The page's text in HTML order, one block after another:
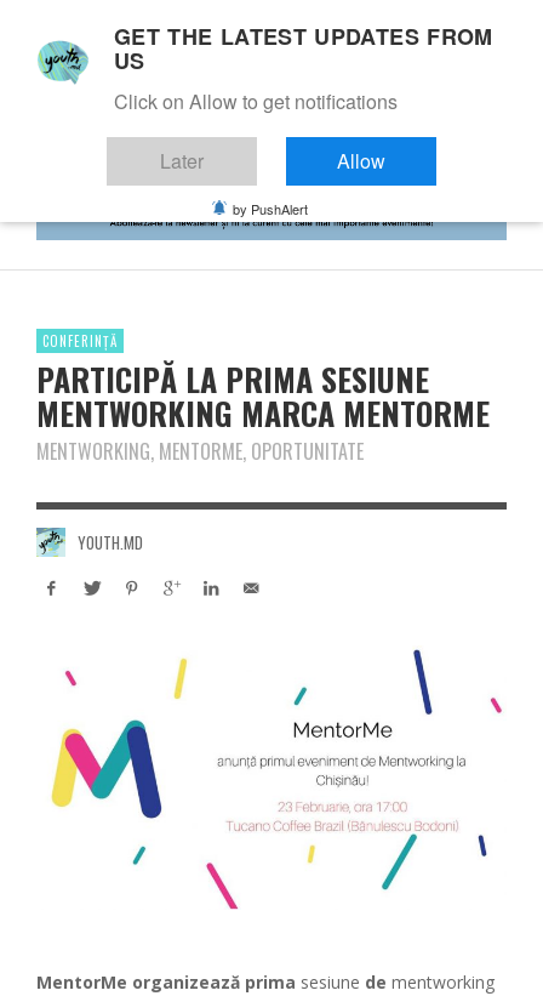
CONFERINȚĂ
PARTICIPĂ LA PRIMA SESIUNE
MENTWORKING MARCA MENTORME
MENTWORKING, MENTORME, OPORTUNITATE
YOUTH.MD
MentorMe organizează prima sesiune de mentworking
GET THE LATEST UPDATES FROM
US
Click on Allow to get notifications
Later Allow
by PushAlert